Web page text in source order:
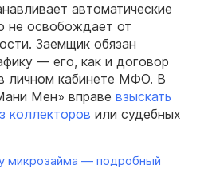
автоматические
не освобождает от
Заемщик обязан
— его, как и договор
личном кабинете МФО. В
Мен» вправе взыскать
коллекторов или судебных
микрозайма — подробный